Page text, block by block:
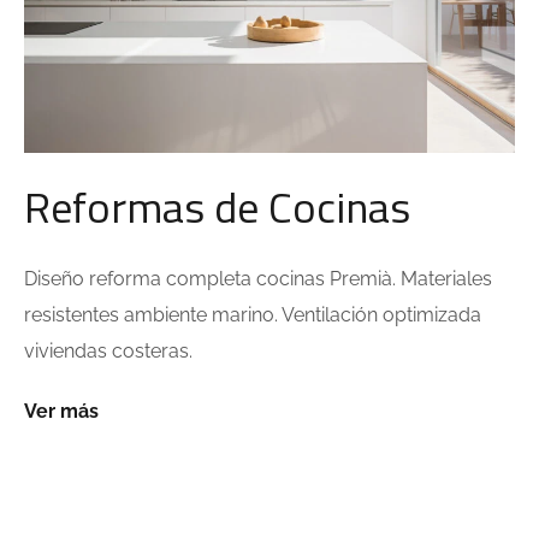
Reformas de Cocinas
Diseño reforma completa cocinas Premià. Materiales
resistentes ambiente marino. Ventilación optimizada
viviendas costeras.
Ver más